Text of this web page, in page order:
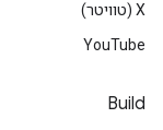
‫X (טוויטר)
YouTube
Build